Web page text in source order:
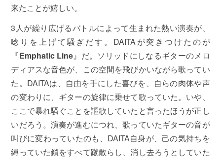
来たことが嬉しい。
3人が繰り広げるバトルによって生まれた熱い演奏が、
唸りを上げて騒ぎだす。DAITAが突きつけたのが
『Emphatic Line』だ。ソリッドにしなるギターのメロ
ディアスな音色が、この空間を飛びかいながら歌ってい
た。DAITAは、自由を手にした喜びを、自らの肉体や声
の変わりに、ギターの旋律に乗せて歌っていた。いや、
ここで暴れ騒ぐことを謳歌していたと言ったほうが正し
いだろう。演奏が進むにつれ、歌っていたギターの音が
叫びに変わっていたのも、DAITA自身が、己の気持ちを
縛っていた鎖をすべて蹴散らし、消し去ろうとしていた